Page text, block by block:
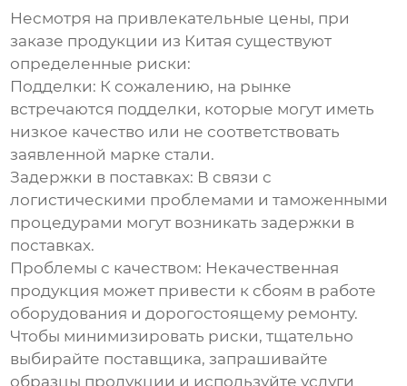
Несмотря на привлекательные цены, при
заказе продукции из Китая существуют
определенные риски:
Подделки: К сожалению, на рынке
встречаются подделки, которые могут иметь
низкое качество или не соответствовать
заявленной марке стали.
Задержки в поставках: В связи с
логистическими проблемами и таможенными
процедурами могут возникать задержки в
поставках.
Проблемы с качеством: Некачественная
продукция может привести к сбоям в работе
оборудования и дорогостоящему ремонту.
Чтобы минимизировать риски, тщательно
выбирайте поставщика, запрашивайте
образцы продукции и используйте услуги